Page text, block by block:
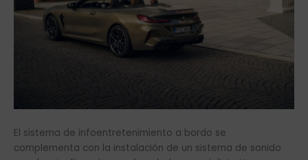
El sistema de infoentretenimiento a bordo se
complementa con la instalación de un sistema de sonido